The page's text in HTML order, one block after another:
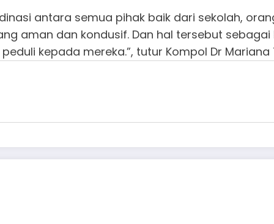
antara semua pihak baik dari sekolah,
aman dan kondusif. Dan hal tersebut
kepada mereka.”, tutur Kompol Dr Mariana